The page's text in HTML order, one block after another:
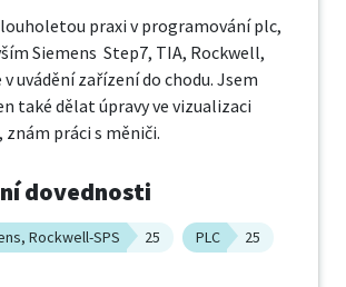
praxi v programování plc,
Siemens  Step7, TIA, Rockwell,
v uvádění zařízení do chodu. Jsem
také dělat úpravy ve vizualizaci
znám práci s měniči.
dovednosti
Rockwell-SPS 25 PLC 25